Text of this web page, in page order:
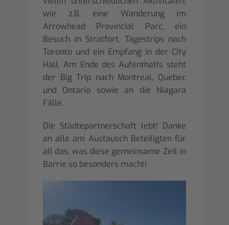
wie z.B. eine Wanderung im
Arrowhead Provincial Parc, ein
Besuch in Stratfort, Tagestrips nach
Toronto und ein Empfang in der City
Hall. Am Ende des Aufenthalts steht
der Big Trip nach Montreal, Quebec
und Ontario sowie an die Niagara
Fälle.
Die Städtepartnerschaft lebt! Danke
an alle am Austausch Beteiligten für
all das, was diese gemeinsame Zeit in
Barrie so besonders macht!